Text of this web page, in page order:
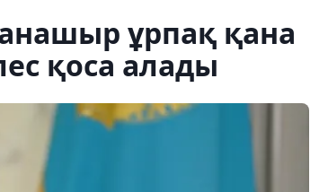
ұрпақ қана
қоса алады